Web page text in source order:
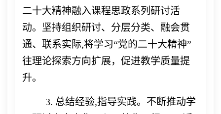
二十大精神融入课程思政系列研讨活
动。坚持组织研讨、分层分类、融会贯
通、联系实际,将学习“党的二十大精神”
往理论探索方向扩展，促进教学质量提
升。
3. 总结经验,指导实践。不断推动学